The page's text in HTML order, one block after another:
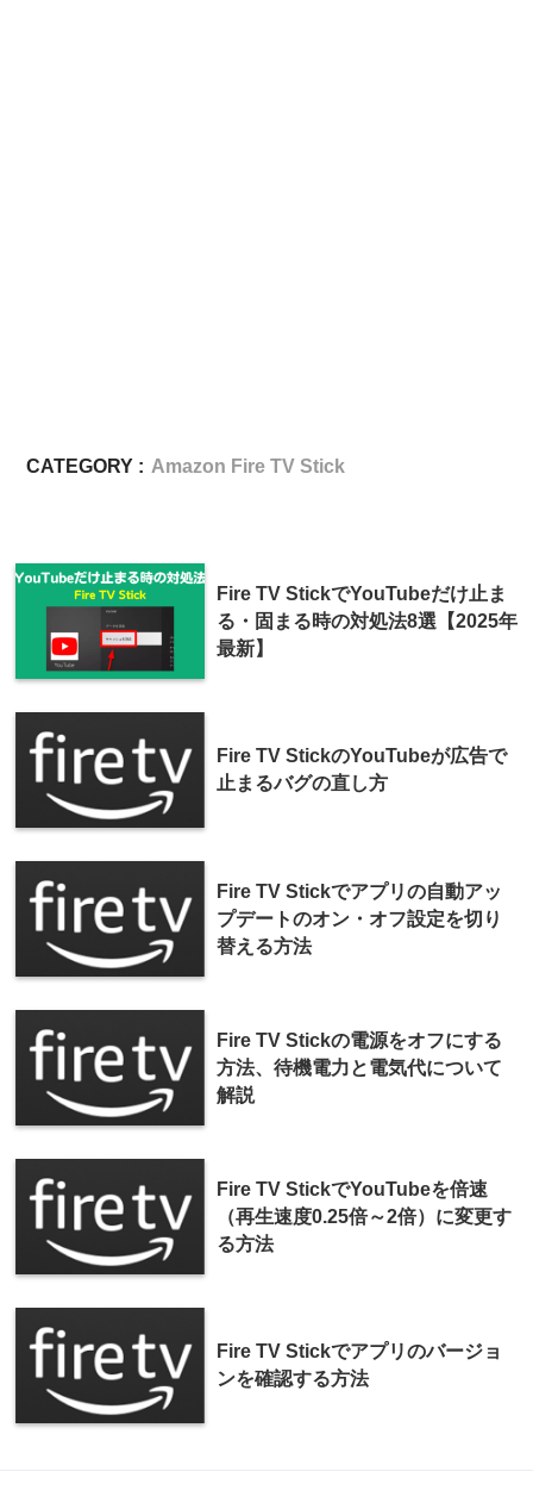
CATEGORY : Amazon Fire TV Stick
Fire TV StickでYouTubeだけ止ま
る・固まる時の対処法8選【2025年
最新】
Fire TV StickのYouTubeが広告で
止まるバグの直し方
Fire TV Stickでアプリの自動アッ
プデートのオン・オフ設定を切り
替える方法
Fire TV Stickの電源をオフにする
方法、待機電力と電気代について
解説
Fire TV StickでYouTubeを倍速
（再生速度0.25倍～2倍）に変更す
る方法
Fire TV Stickでアプリのバージョ
ンを確認する方法